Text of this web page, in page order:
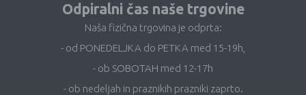
Odpiralni čas naše trgovine
Naša fizična trgovina je odprta:
- od PONEDELJKA do PETKA med 15-19h,
- ob SOBOTAH med 12-17h
- ob nedeljah in praznikih prazniki zaprto.